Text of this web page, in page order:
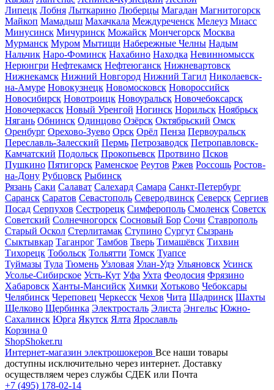
Липецк Лобня Лыткарино Люберцы Магадан Магнитогорск
Майкоп Мамадыш Махачкала Междуреченск Мелеуз Миасс
Минусинск Мичуринск Можайск Мончегорск Москва
Мурманск Муром Мытищи Набережные Челны Надым
Нальчик Наро-Фоминск Нахабино Находка Невинномысск
Нерюнгри Нефтекамск Нефтеюганск Нижневартовск
Нижнекамск Нижний Новгород Нижний Тагил Николаевск-
на-Амуре Новокузнецк Новомосковск Новороссийск
Новосибирск Новотроицк Новоуральск Новочебоксарск
Новочеркасск Новый Уренгой Ногинск Норильск Ноябрьск
Нягань Обнинск Одинцово Озёрск Октябрьский Омск
Оренбург Орехово-Зуево Орск Орёл Пенза Первоуральск
Переславль-Залесский Пермь Петрозаводск Петропавловск-
Камчатский Подольск Прокопьевск Протвино Псков
Пушкино Пятигорск Раменское Реутов Ржев Россошь Ростов-
на-Дону Рубцовск Рыбинск
Рязань Саки Салават Салехард Самара Санкт-Петербург
Саранск Саратов Севастополь Северодвинск Северск Сергиев
Посад Серпухов Сестрорецк Симферополь Смоленск Советск
Советский Солнечногорск Сосновый Бор Сочи Ставрополь
Старый Оскол Стерлитамак Ступино Сургут Сызрань
Сыктывкар Таганрог Тамбов Тверь Тимашёвск Тихвин
Тихорецк Тобольск Тольятти Томск Туапсе
Туймазы Тула Тюмень Узловая Улан-Удэ Ульяновск Усинск
Усолье-Сибирское Усть-Кут Уфа Ухта Феодосия Фрязино
Хабаровск Ханты-Мансийск Химки Хотьково Чебоксары
Челябинск Череповец Черкесск Чехов Чита Шадринск Шахты
Щелково Щербинка Электросталь Элиста Энгельс Южно-
Сахалинск Юрга Якутск Ялта Ярославль
Корзина 0
ShopShoker.ru
Интернет-магазин электрошокеров Все наши товары
доступны исключительно через интернет. Доставку
осуществляем через службы СДЕК или Почта
+7 (495) 178-02-14